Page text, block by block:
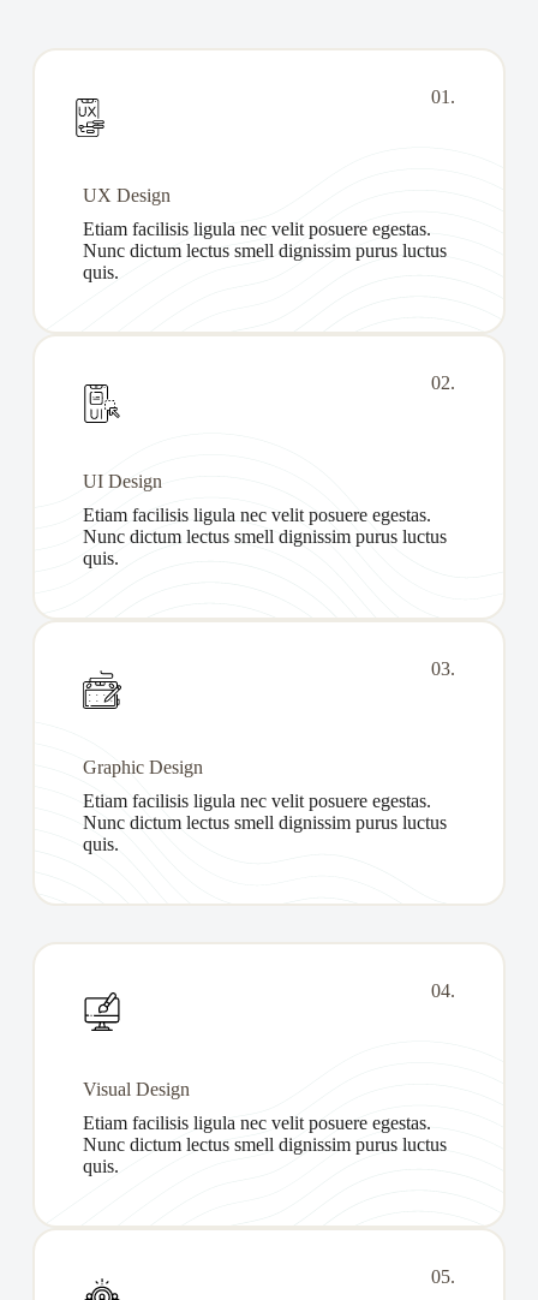
01.
UX Design
Etiam facilisis ligula nec velit posuere egestas.
Nunc dictum lectus smell dignissim purus luctus
quis.
02.
UI Design
Etiam facilisis ligula nec velit posuere egestas.
Nunc dictum lectus smell dignissim purus luctus
quis.
03.
Graphic Design
Etiam facilisis ligula nec velit posuere egestas.
Nunc dictum lectus smell dignissim purus luctus
quis.
04.
Visual Design
Etiam facilisis ligula nec velit posuere egestas.
Nunc dictum lectus smell dignissim purus luctus
quis.
05.